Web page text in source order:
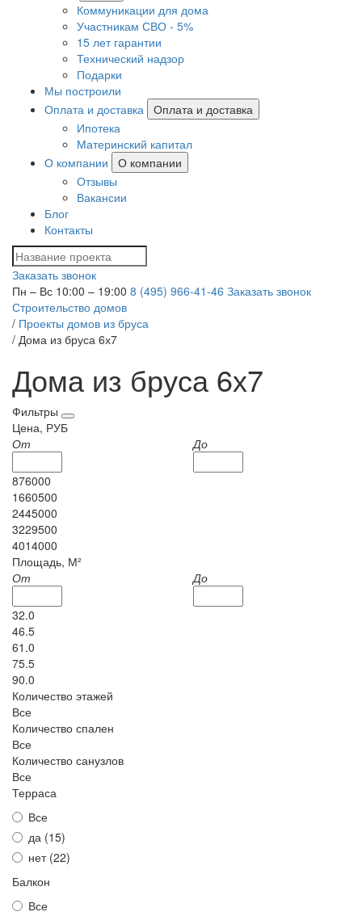
Коммуникации для дома
Участникам СВО - 5%
15 лет гарантии
Технический надзор
Подарки
Мы построили
Оплата и доставка
Оплата и доставка
Ипотека
Материнский капитал
О компании
О компании
Отзывы
Вакансии
Блог
Контакты
Заказать звонок
Пн – Вс 10:00 – 19:00 8 (495) 966-41-46 Заказать звонок
Строительство домов
/ Проекты домов из бруса
/ Дома из бруса 6х7
Дома из бруса 6х7
Фильтры
Цена, РУБ
От
До
876000
1660500
2445000
3229500
4014000
Площадь, М²
От
До
32.0
46.5
61.0
75.5
90.0
Количество этажей
Все
Количество спален
Все
Количество санузлов
Все
Терраса
Все
да (15)
нет (22)
Балкон
Все